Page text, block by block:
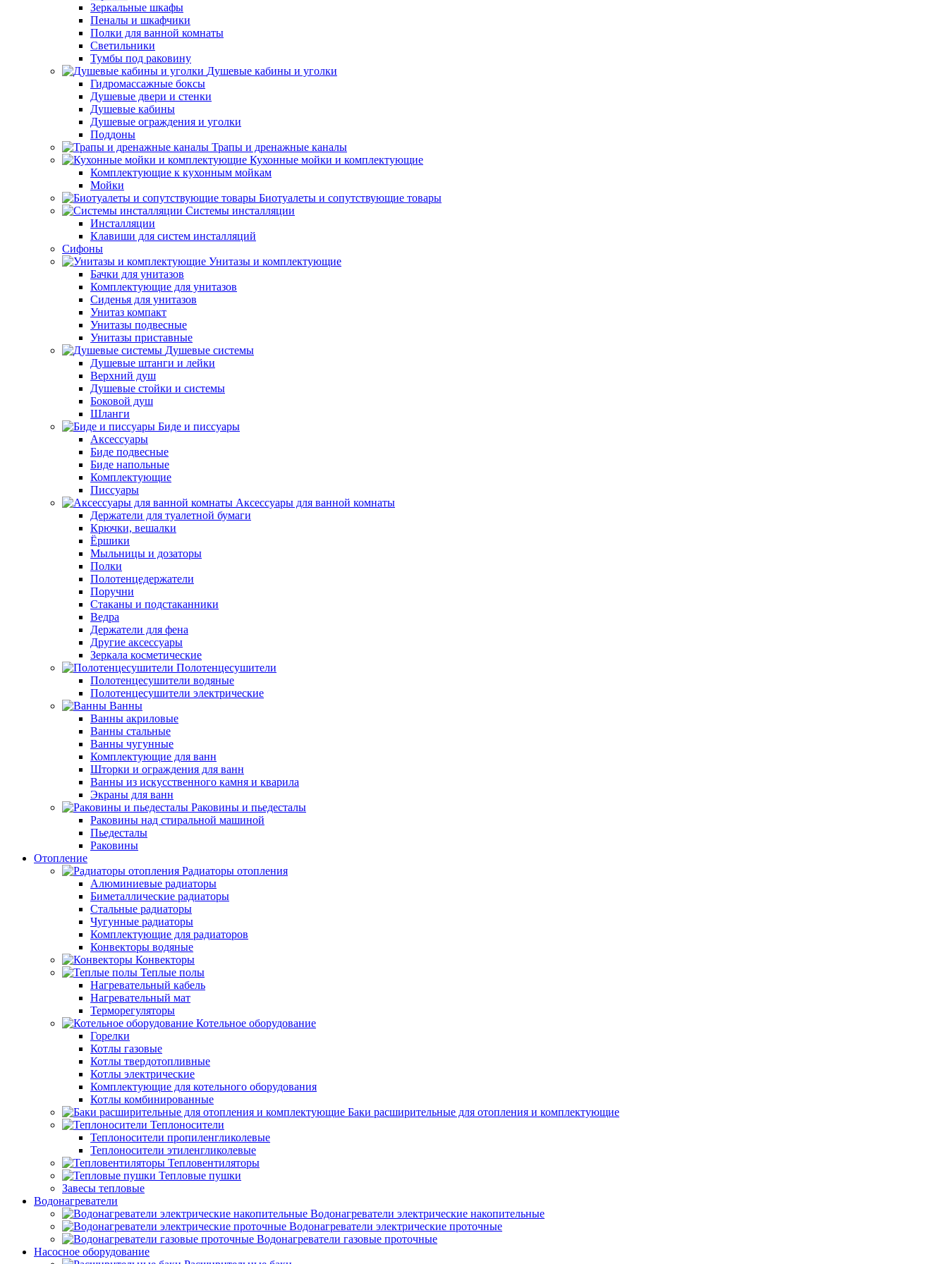
Зеркальные шкафы
Пеналы и шкафчики
Полки для ванной комнаты
Светильники
Тумбы под раковину
Душевые кабины и уголки
Гидромассажные боксы
Душевые двери и стенки
Душевые кабины
Душевые ограждения и уголки
Поддоны
Трапы и дренажные каналы
Кухонные мойки и комплектующие
Комплектующие к кухонным мойкам
Мойки
Биотуалеты и сопутствующие товары
Системы инсталляции
Инсталляции
Клавиши для систем инсталляций
Сифоны
Унитазы и комплектующие
Бачки для унитазов
Комплектующие для унитазов
Сиденья для унитазов
Унитаз компакт
Унитазы подвесные
Унитазы приставные
Душевые системы
Душевые штанги и лейки
Верхний душ
Душевые стойки и системы
Боковой душ
Шланги
Биде и писсуары
Аксессуары
Биде подвесные
Биде напольные
Комплектующие
Писсуары
Аксессуары для ванной комнаты
Держатели для туалетной бумаги
Крючки, вешалки
Ёршики
Мыльницы и дозаторы
Полки
Полотенцедержатели
Поручни
Стаканы и подстаканники
Ведра
Держатели для фена
Другие аксессуары
Зеркала косметические
Полотенцесушители
Полотенцесушители водяные
Полотенцесушители электрические
Ванны
Ванны акриловые
Ванны стальные
Ванны чугунные
Комплектующие для ванн
Шторки и ограждения для ванн
Ванны из искусственного камня и кварила
Экраны для ванн
Раковины и пьедесталы
Раковины над стиральной машиной
Пьедесталы
Раковины
Отопление
Радиаторы отопления
Алюминиевые радиаторы
Биметаллические радиаторы
Стальные радиаторы
Чугунные радиаторы
Комплектующие для радиаторов
Конвекторы водяные
Конвекторы
Теплые полы
Нагревательный кабель
Нагревательный мат
Терморегуляторы
Котельное оборудование
Горелки
Котлы газовые
Котлы твердотопливные
Котлы электрические
Комплектующие для котельного оборудования
Котлы комбинированные
Баки расширительные для отопления и комплектующие
Теплоносители
Теплоносители пропиленгликолевые
Теплоносители этиленгликолевые
Тепловентиляторы
Тепловые пушки
Завесы тепловые
Водонагреватели
Водонагреватели электрические накопительные
Водонагреватели электрические проточные
Водонагреватели газовые проточные
Насосное оборудование